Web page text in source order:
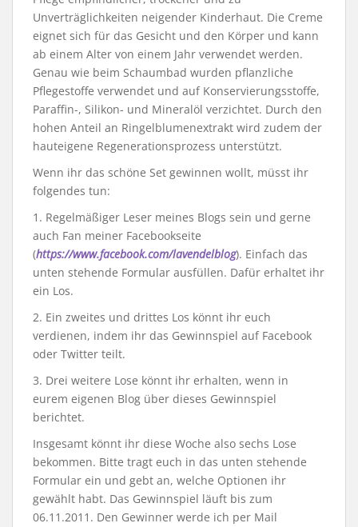
Unverträglichkeiten neigender Kinderhaut. Die Creme
eignet sich für das Gesicht und den Körper und kann
ab einem Alter von einem Jahr verwendet werden.
Genau wie beim Schaumbad wurden pflanzliche
Pflegestoffe verwendet und auf Konservierungsstoffe,
Paraffin-, Silikon- und Mineralöl verzichtet. Durch den
hohen Anteil an Ringelblumenextrakt wird zudem der
hauteigene Regenerationsprozess unterstützt.
Wenn ihr das schöne Set gewinnen wollt, müsst ihr
folgendes tun:
1. Regelmäßiger Leser meines Blogs sein und gerne
auch Fan meiner Facebookseite
(https://www.facebook.com/lavendelblog). Einfach das
unten stehende Formular ausfüllen. Dafür erhaltet ihr
ein Los.
2. Ein zweites und drittes Los könnt ihr euch
verdienen, indem ihr das Gewinnspiel auf Facebook
oder Twitter teilt.
3. Drei weitere Lose könnt ihr erhalten, wenn in
eurem eigenen Blog über dieses Gewinnspiel
berichtet.
Insgesamt könnt ihr diese Woche also sechs Lose
bekommen. Bitte tragt euch in das unten stehende
Formular ein und gebt an, welche Optionen ihr
gewählt habt. Das Gewinnspiel läuft bis zum
06.11.2011. Den Gewinner werde ich per Mail